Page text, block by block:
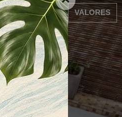
CONTATO VALORES